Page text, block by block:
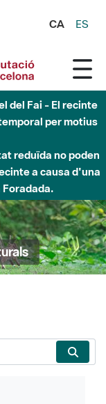
CA ES
del Fai - El recinte
per motius
reduïda no poden
a causa d'una
Foradada.